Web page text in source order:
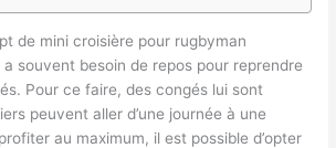
de mini croisière pour rugbyman
a souvent besoin de repos pour reprendre
Pour ce faire, des congés lui sont
peuvent aller d’une journée à une
au maximum, il est possible d’opter